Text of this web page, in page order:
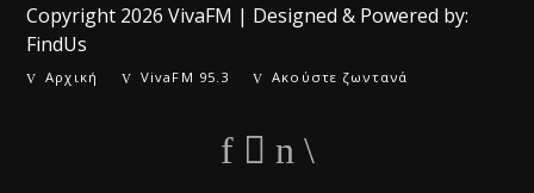
Copyright 2026VivaFM | Designed & Powered by:
FindUs
Αρχική VivaFM 95.3 Ακούστε ζωντανά